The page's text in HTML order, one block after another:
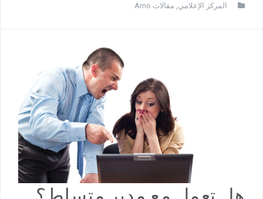
المركز الإعلامي , مقالات Amo
هل تعمل مع مدير متسلط؟